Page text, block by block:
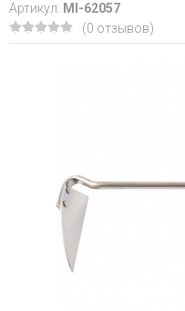
Артикул: MI-62057
(0 отзывов)